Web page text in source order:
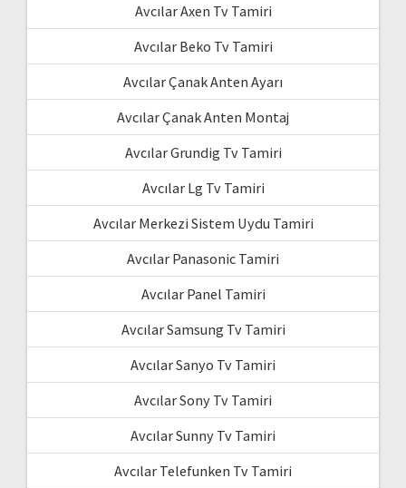
Avcılar Axen Tv Tamiri
Avcılar Beko Tv Tamiri
Avcılar Çanak Anten Ayarı
Avcılar Çanak Anten Montaj
Avcılar Grundig Tv Tamiri
Avcılar Lg Tv Tamiri
Avcılar Merkezi Sistem Uydu Tamiri
Avcılar Panasonic Tamiri
Avcılar Panel Tamiri
Avcılar Samsung Tv Tamiri
Avcılar Sanyo Tv Tamiri
Avcılar Sony Tv Tamiri
Avcılar Sunny Tv Tamiri
Avcılar Telefunken Tv Tamiri